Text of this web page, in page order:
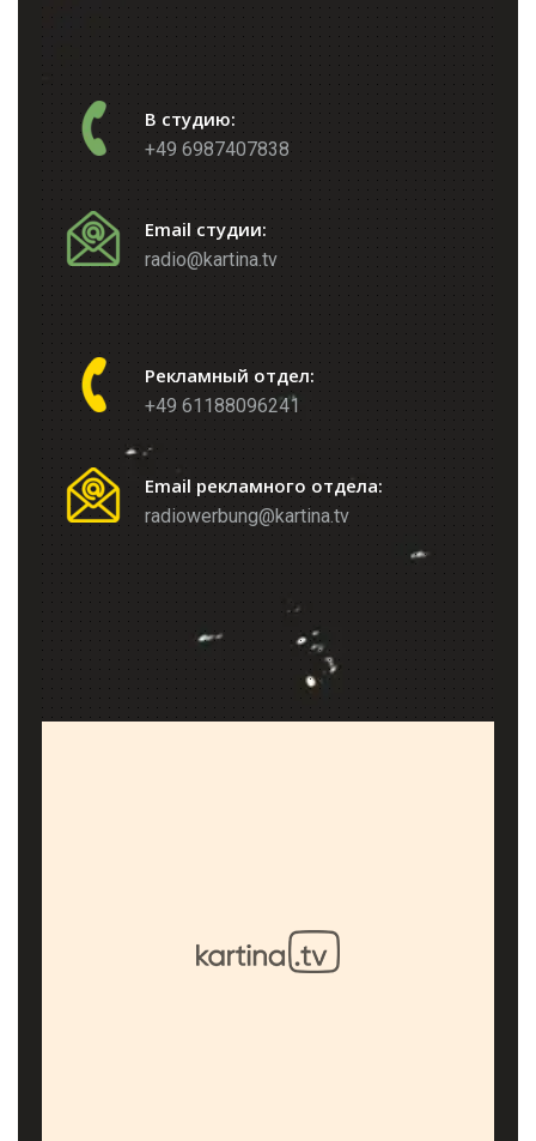
В студию:
+49 6987407838
Email студии:
radio@kartina.tv
Рекламный отдел:
+49 61188096241
Email рекламного отдела:
radiowerbung@kartina.tv